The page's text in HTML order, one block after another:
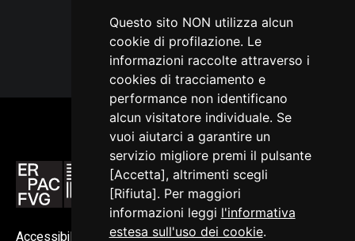
Questo sito NON utilizza alcun
cookie di profilazione. Le
informazioni raccolte attraverso i
cookies di tracciamento e
performance non identificano
alcun visitatore individuale. Se
vuoi aiutarci a garantire un
servizio migliore premi il pulsante
[Accetta], altrimenti scegli
[Rifiuta]. Per maggiori
informazioni leggi l'informativa
estesa sull'uso dei cookie.
Accessibilità